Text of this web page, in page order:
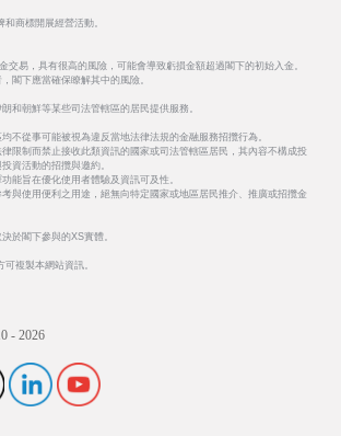
商標開展經營活動。
交易，具有很高的風險，可能會導致虧損金額超過閣下的初始入金。
閣下應當確保瞭解其中的風險。
和朝鮮等某些司法管轄區的居民提供服務。
不從事可能被視為違反當地法律法規的金融服務招攬行為。
限制而禁止接收此類資訊的國家或司法管轄區居民，其內容不構成投
資活動的招攬與邀約。
能旨在優化使用者體驗及資訊可及性。
與使用便利之用途，絕無向特定國家或地區居民推介、推廣或招攬金
於閣下參與的XS實體。
複製本網站資訊。
- 2026